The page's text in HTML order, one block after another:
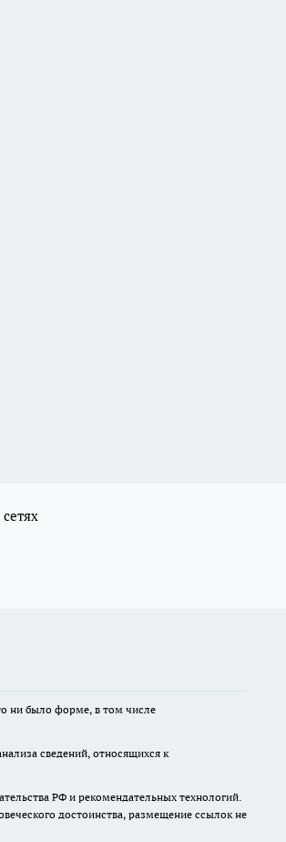
ни было форме, в том числе
сведений, относящихся к
РФ и рекомендательных технологий.
достоинства, размещение ссылок не